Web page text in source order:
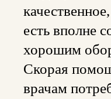
есть вполне
хорошим
Скорая
врачам